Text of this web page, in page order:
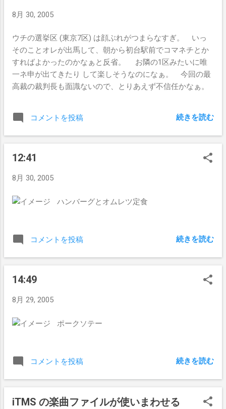
8月 30, 2005
ウチの選挙区 (東京7区) は顔ぶれがつまらなすぎ。 いっ
そのことオレが出馬して、朝から初台駅前でコマネチとか
すればよかったのかなぁと反省。 お隣の1区みたいに唯
一ネ申が出てきたり して楽しそうなのになぁ。 今回の最
高裁の裁判長も面識ないので、とりあえず不信任かなぁ。
コメントを投稿 続きを読む
12:41
8月 30, 2005
ハンバーグとオムレツ定食
コメントを投稿 続きを読む
14:49
8月 29, 2005
ポークソテー
コメントを投稿 続きを読む
iTMS の楽曲ファイルが使いまわせる